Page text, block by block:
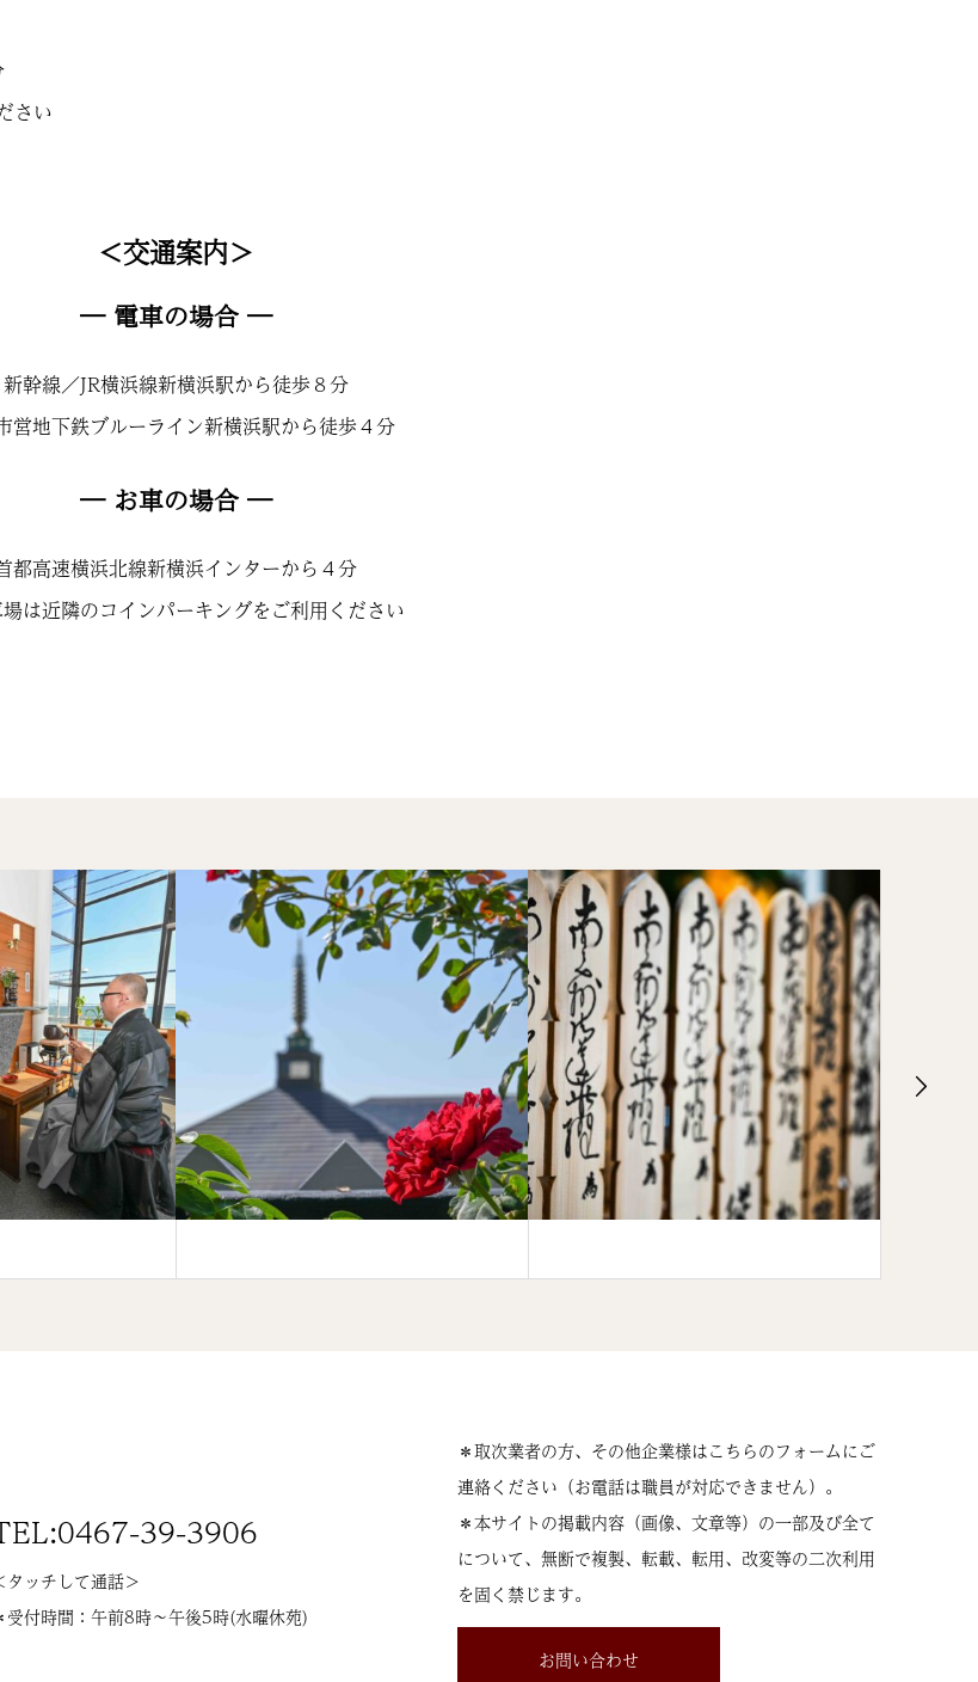
さい
＜交通案内＞
― 電車の場合 ―
新幹線／JR横浜線新横浜駅から徒歩８分
営地下鉄ブルーライン新横浜駅から徒歩４分
― お車の場合 ―
都高速横浜北線新横浜インターから４分
場は近隣のコインパーキングをご利用ください
39-3906
タッチして通話＞
受付時間：午前8時〜午後5時(水曜休苑)
＊取次業者の方、その他企業様はこちらのフォームにご
連絡ください（お電話は職員が対応できません）。
＊本サイトの掲載内容（画像、文章等）の一部及び全て
について、無断で複製、転載、転用、改変等の二次利用
を固く禁じます。
お問い合わせ